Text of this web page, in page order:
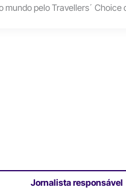
mundo pelo Travellers´ Choice
Jornalista responsável